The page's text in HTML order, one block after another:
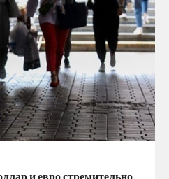
и евро стремительно